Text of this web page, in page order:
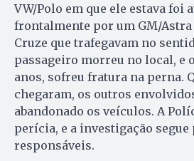
VW/Polo em que ele estava foi
frontalmente por um GM/Astra
Cruze que trafegavam no
passageiro morreu no local, e
anos, sofreu fratura na perna.
chegaram, os outros
abandonado os veículos. A
perícia, e a investigação
responsáveis.